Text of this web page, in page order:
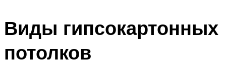
Виды гипсокартонных
потолков